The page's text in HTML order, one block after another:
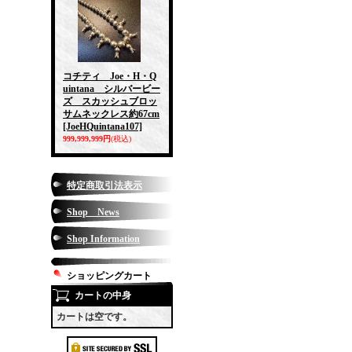
コチティ Joe・H・Q
uintana シルバービー
ズ スカッシュブロッ
サムネックレス約67cm
[JoeHQuintana107]
999,999,999円(税込)
特定商取引法表示
Shop News
Shop Information
ショッピングカート
カートの中身
カートは空です。